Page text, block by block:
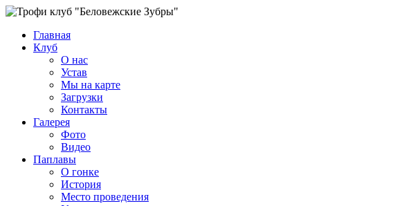
Главная
Клуб
О нас
Устав
Мы на карте
Загрузки
Контакты
Галерея
Фото
Видео
Паплавы
О гонке
История
Место проведения